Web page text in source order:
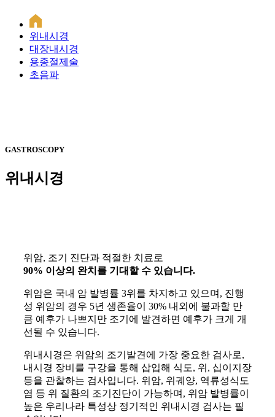
위내시경
대장내시경
용종절제술
초음파
GASTROSCOPY
위내시경
위암, 조기 진단과 적절한 치료로
90% 이상의 완치를 기대할 수 있습니다.
위암은 국내 암 발병률 3위를 차지하고 있으며, 진행
성 위암의 경우 5년 생존율이 30% 내외에 불과할 만
큼 예후가 나쁘지만 조기에 발견하면 예후가 크게 개
선될 수 있습니다.
위내시경은 위암의 조기발견에 가장 중요한 검사로,
내시경 장비를 구강을 통해 삽입해 식도, 위, 십이지장
등을 관찰하는 검사입니다. 위암, 위궤양, 역류성식도
염 등 위 질환의 조기진단이 가능하며, 위암 발병률이
높은 우리나라 특성상 정기적인 위내시경 검사는 필